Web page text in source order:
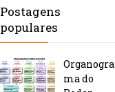
Postagens
populares
Organogra
ma do